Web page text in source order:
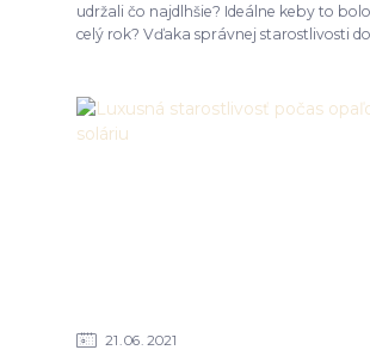
udržali čo najdlhšie? Ideálne keby to
celý rok? Vďaka správnej starostlivosti
21 06 2021